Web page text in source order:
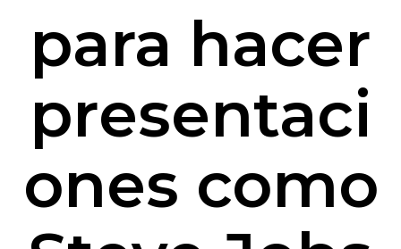
para hacer
presentaci
ones como